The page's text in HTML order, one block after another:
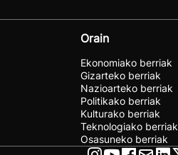
Orain
Ekonomiako berriak
Gizarteko berriak
Nazioarteko berriak
Politikako berriak
Kulturako berriak
Teknologiako berriak
Osasuneko berriak